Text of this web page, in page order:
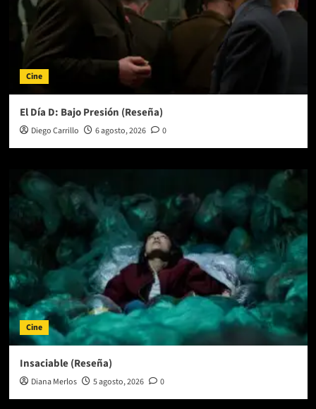
Cine
El Día D: Bajo Presión (Reseña)
Diego Carrillo 6 agosto, 2026 0
Cine
Insaciable (Reseña)
Diana Merlos 5 agosto, 2026 0